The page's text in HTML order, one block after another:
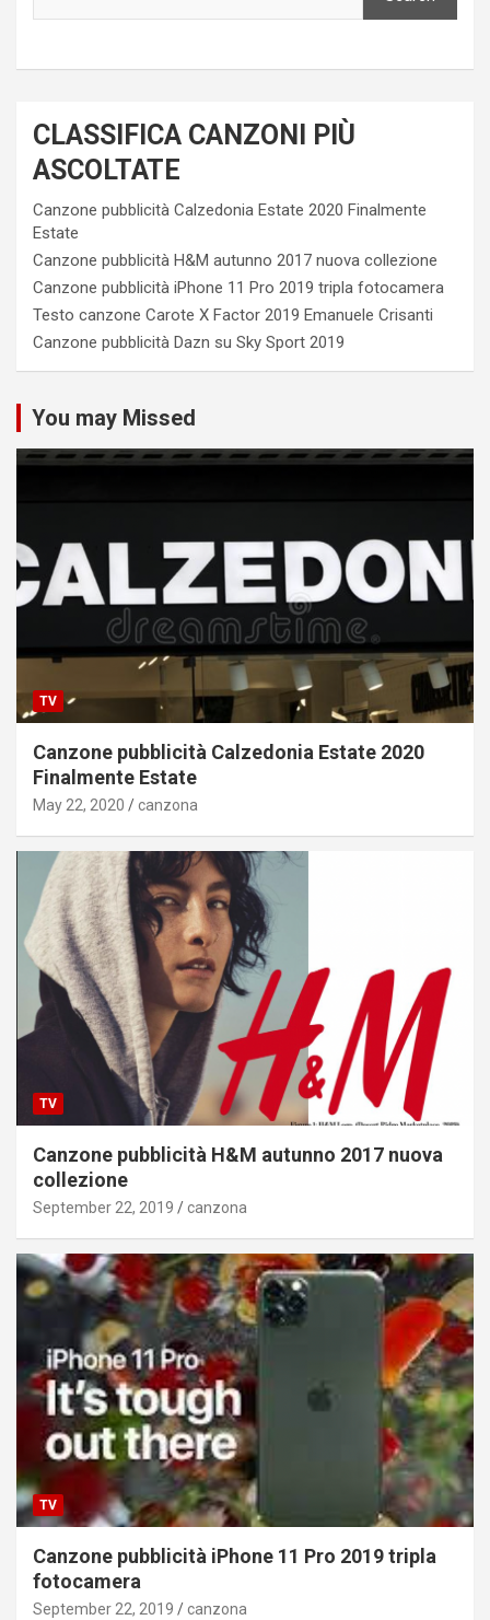
CLASSIFICA CANZONI PIÙ
ASCOLTATE
Canzone pubblicità Calzedonia Estate 2020 Finalmente
Estate
Canzone pubblicità H&M autunno 2017 nuova collezione
Canzone pubblicità iPhone 11 Pro 2019 tripla fotocamera
Testo canzone Carote X Factor 2019 Emanuele Crisanti
Canzone pubblicità Dazn su Sky Sport 2019
You may Missed
TV
Canzone pubblicità Calzedonia Estate 2020
Finalmente Estate
May 22, 2020 canzona
TV
Canzone pubblicità H&M autunno 2017 nuova
collezione
September 22, 2019 canzona
TV
Canzone pubblicità iPhone 11 Pro 2019 tripla
fotocamera
September 22, 2019 canzona